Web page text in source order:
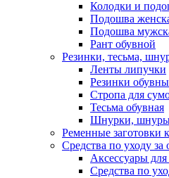
Колодки и
Подошва
Подошва
Рант обувной
Резинки, тесьма,
Ленты липучки
Резинки
Стропа для
Тесьма обувная
Шнурки,
Ременные заготовки
Средства по уходу за
Аксессуары для
Средства по